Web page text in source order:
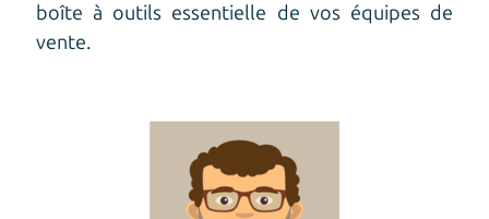
boîte à outils essentielle de vos équipes de
vente.